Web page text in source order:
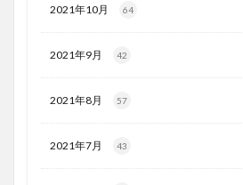
2021年10月 64
2021年9月 42
2021年8月 57
2021年7月 43